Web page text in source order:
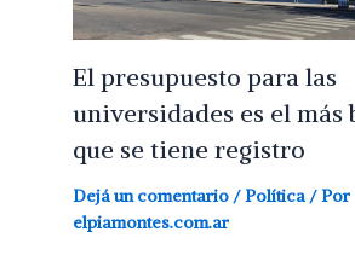
El presupuesto para las
universidades es el más
que se tiene registro
Dejá un comentario /Política / Por
elpiamontes.com.ar